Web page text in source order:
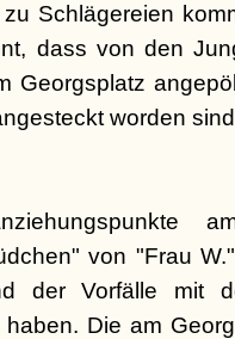
Schlägereien
dass von den
Georgsplatz
worden
von "Frau
der Vorfälle mit
Die am